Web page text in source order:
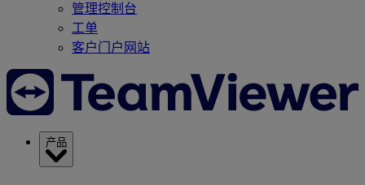
管理控制台
工单
客户门户网站
产品